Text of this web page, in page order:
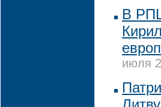
В
июля